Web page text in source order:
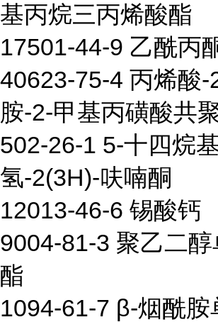
基丙烷三丙烯酸酯
17501-44-9 乙酰丙
40623-75-4 丙烯酸-
胺-2-甲基丙磺酸共
502-26-1 5-十四烷
氢-2(3H)-呋喃酮
12013-46-6 锡酸钙
9004-81-3 聚乙二
酯
1094-61-7 β-烟酰胺